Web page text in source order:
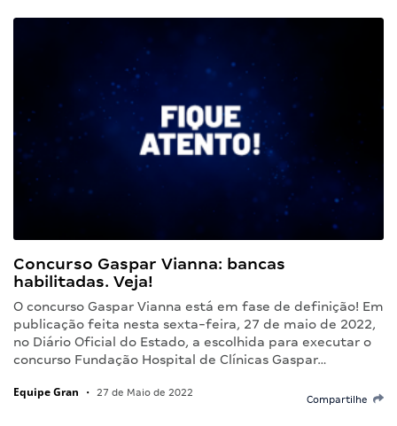
Concurso Gaspar Vianna: bancas
habilitadas. Veja!
O concurso Gaspar Vianna está em fase de definição! Em
publicação feita nesta sexta-feira, 27 de maio de 2022,
no Diário Oficial do Estado, a escolhida para executar o
concurso Fundação Hospital de Clínicas Gaspar…
Equipe Gran • 27 de Maio de 2022
Compartilhe